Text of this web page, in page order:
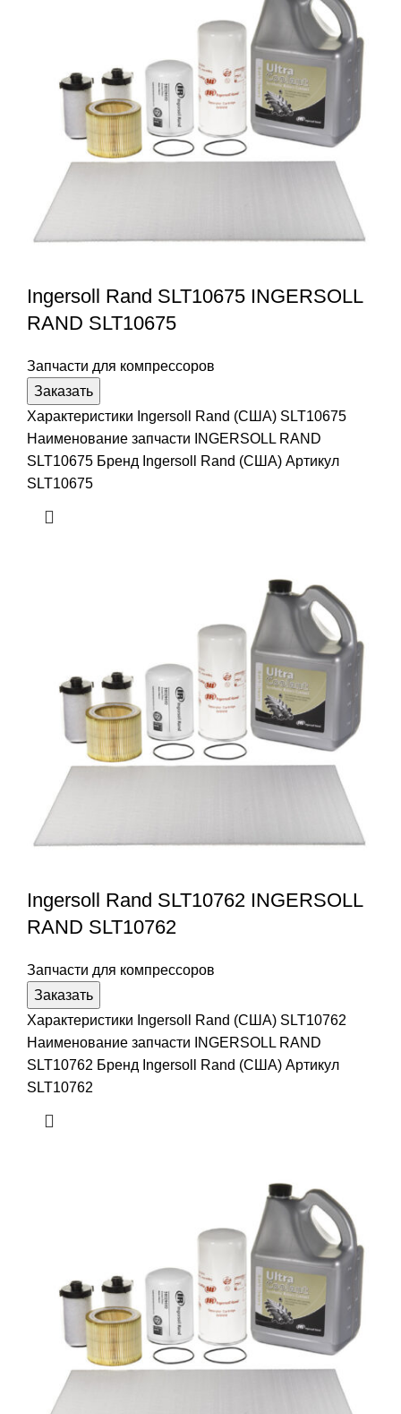
Ingersoll Rand SLT10675 INGERSOLL
RAND SLT10675
Запчасти для компрессоров
Заказать
Характеристики Ingersoll Rand (США) SLT10675
Наименование запчасти INGERSOLL RAND
SLT10675 Бренд Ingersoll Rand (США) Артикул
SLT10675
Ingersoll Rand SLT10762 INGERSOLL
RAND SLT10762
Запчасти для компрессоров
Заказать
Характеристики Ingersoll Rand (США) SLT10762
Наименование запчасти INGERSOLL RAND
SLT10762 Бренд Ingersoll Rand (США) Артикул
SLT10762